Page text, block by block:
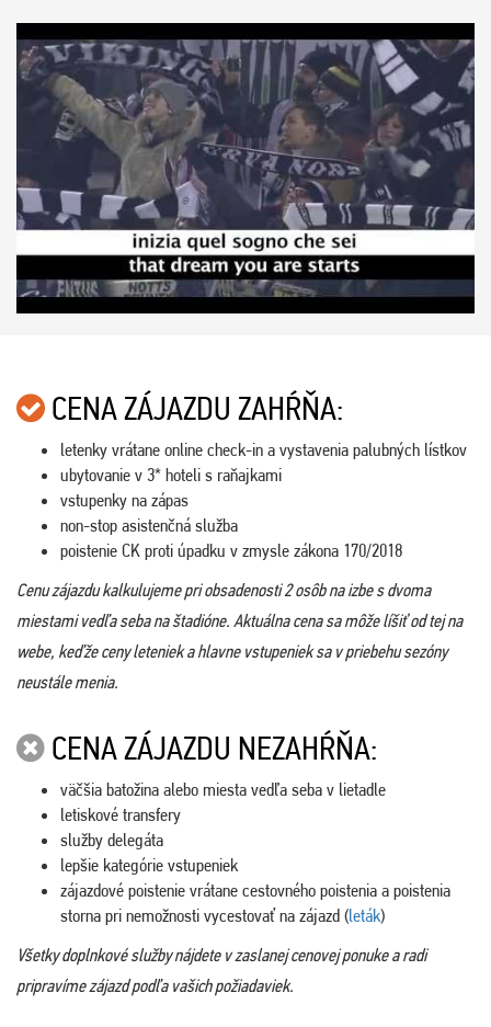
CENA ZÁJAZDU ZAHŔŇA:
letenky vrátane online check-in a vystavenia palubných lístkov
ubytovanie v 3* hoteli s raňajkami
vstupenky na zápas
non-stop asistenčná služba
poistenie CK proti úpadku v zmysle zákona 170/2018
Cenu zájazdu kalkulujeme pri obsadenosti 2 osôb na izbe s dvoma
miestami vedľa seba na štadióne. Aktuálna cena sa môže líšiť od tej na
webe, keďže ceny leteniek a hlavne vstupeniek sa v priebehu sezóny
neustále menia.
CENA ZÁJAZDU NEZAHŔŇA:
väčšia batožina alebo miesta vedľa seba v lietadle
letiskové transfery
služby delegáta
lepšie kategórie vstupeniek
zájazdové poistenie vrátane cestovného poistenia a poistenia
storna pri nemožnosti vycestovať na zájazd (leták)
Všetky doplnkové služby nájdete v zaslanej cenovej ponuke a radi
pripravíme zájazd podľa vašich požiadaviek.